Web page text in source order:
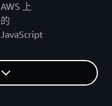
AWS 上
的
JavaScript